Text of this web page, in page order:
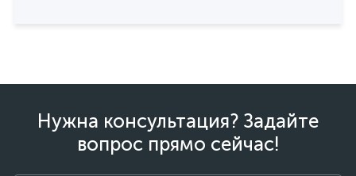
Нужна консультация? Задайте
вопрос прямо сейчас!